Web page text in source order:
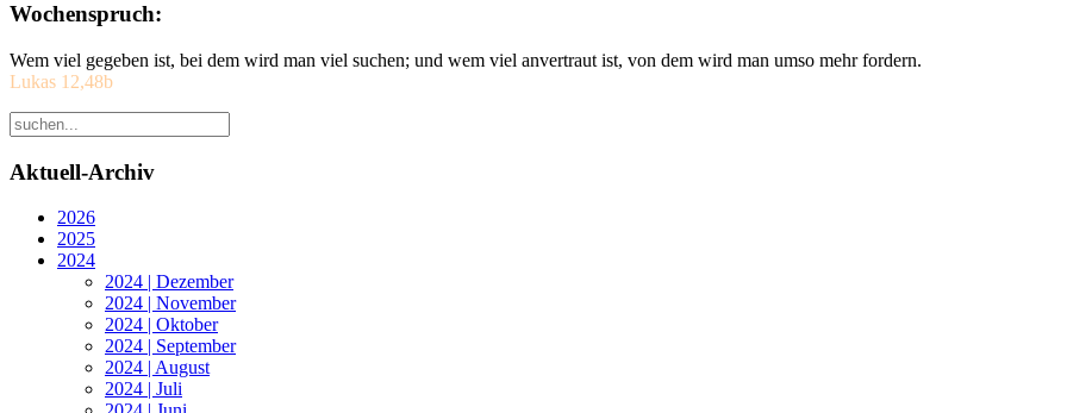
Wochenspruch:
Wem viel gegeben ist, bei dem wird man viel suchen; und wem viel anvertraut ist, von dem wird man umso mehr fordern.
Lukas 12,48b
Aktuell-Archiv
2026
2025
2024
2024 | Dezember
2024 | November
2024 | Oktober
2024 | September
2024 | August
2024 | Juli